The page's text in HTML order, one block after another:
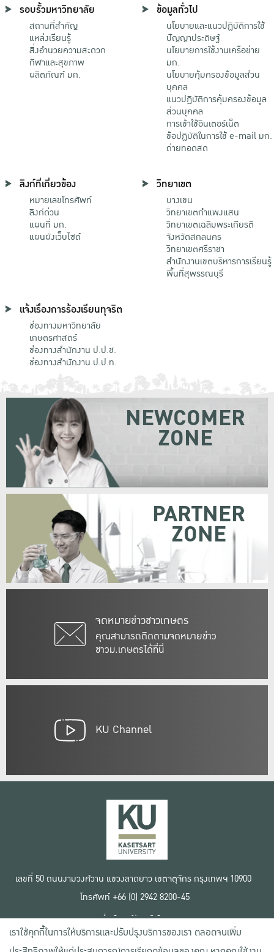
รอบรั้วมหาวิทยาลัย
สถานที่สำคัญ
แหล่งเรียนรู้
สิ่งอำนวยความสะดวก
กีฬาและสุขภาพ
ผลิตภัณฑ์ มก.
ข้อมูลทั่วไป
นโยบายและแนวปฏิบัติการใช้
ปัญญาประดิษฐ์
นโยบายการใช้งานเครือข่าย
มก.
นโยบายคุ้มครองข้อมูลส่วน
บุคคล
แนวปฏิบัติการคุ้มครองข้อมูล
ส่วนบุคคล
การเข้าใช้อินเตอร์เน็ต
ข้อปฏิบัติในการใช้ e-mail มก.
ถ่ายทอดสด
ลิงก์ที่เกี่ยวข้อง
หมายเลขโทรศัพท์
ลิงก์ด่วน
แผนที่ มก.
แผนผังเว็บไซต์
วิทยาเขต
บางเขน
วิทยาเขตกําแพงแสน
วิทยาเขตเฉลิมพระเกียรติ
จังหวัดสกลนคร
วิทยาเขตศรีราชา
สำนักงานเขตบริหารการเรียนรู้
พื้นที่สุพรรณบุรี
แจ้งเรื่องการร้องเรียนทุจริต
ช่องทางมหาวิทยาลัย
เกษตรศาสตร์
ช่องทางสำนักงาน ป.ป.ช.
ช่องทางสำนักงาน ป.ป.ท.
จดหมายข่าวชาวเกษตร
คุณสามารถติดตามจดหมายข่าว
ชาวม.เกษตรได้ที่นี่
NEWCOMER
ZONE
PARTNER
ZONE
KU Channel
เลขที่ 50 ถนนงามวงศ์วาน แขวงลาดยาว เขตจตุจักร กรุงเทพฯ 10900
โทรศัพท์ +66 (0) 2942 8200-45
เงื่อนไขการใช้งานเว็บไซต์
ข้อตกลงด้านสิทธิ์ใช้งาน
นโยบายความเป็นส่วนตัว
เราใช้คุกกี้ในการให้บริการและปรับปรุงบริการของเรา ตลอดจนเพิ่ม